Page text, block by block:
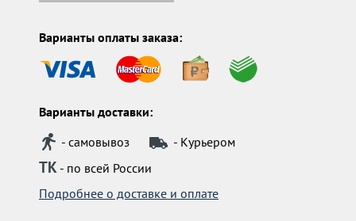
Варианты оплаты заказа:
Варианты доставки:
- самовывоз
- Курьером
ТК- по всей России
Подробнее о доставке и оплате